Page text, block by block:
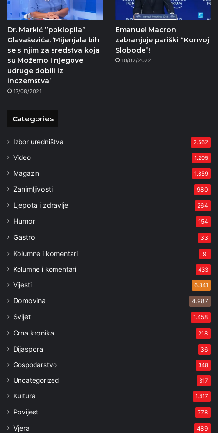
Dr. Markić ”poklopila”
Glavaševića: ‘Mijenjala bih
se s njim za sredstva koja
su Možemo i njegove
udruge dobili iz
inozemstva’
17/08/2021
Emanuel Macron
zabranjuje pariški “Konvoj
Slobode”!
10/02/2022
Categories
Izbor uredništva 2.562
Video 1.205
Magazin 1.859
Zanimljivosti 980
Ljepota i zdravlje 264
Humor 154
Gastro 33
Kolumne i komentari 9
Kolumne i komentari 433
Vijesti 6.841
Domovina 4.987
Svijet 1.458
Crna kronika 218
Dijaspora 36
Gospodarstvo 348
Uncategorized 317
Kultura 1.417
Povijest 778
Vjera 489